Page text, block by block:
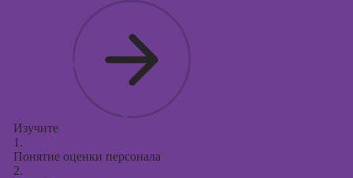
Изучите
1.
Понятие оценки персонала
2.